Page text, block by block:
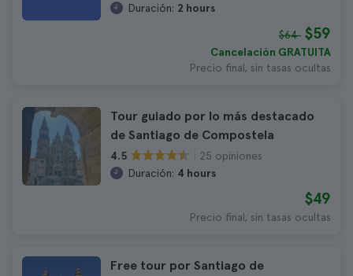
Duración: 2 hours
$64 $59
Cancelación GRATUITA
Precio final, sin tasas ocultas
Tour guiado por lo más destacado
de Santiago de Compostela
4.5
25 opiniones
Duración: 4 hours
$49
Precio final, sin tasas ocultas
Free tour por Santiago de